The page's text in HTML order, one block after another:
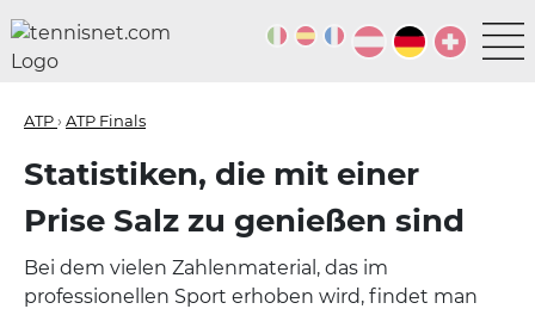
ATP› ATP Finals
Statistiken, die mit einer
Prise Salz zu genießen sind
Bei dem vielen Zahlenmaterial, das im
professionellen Sport erhoben wird, findet man